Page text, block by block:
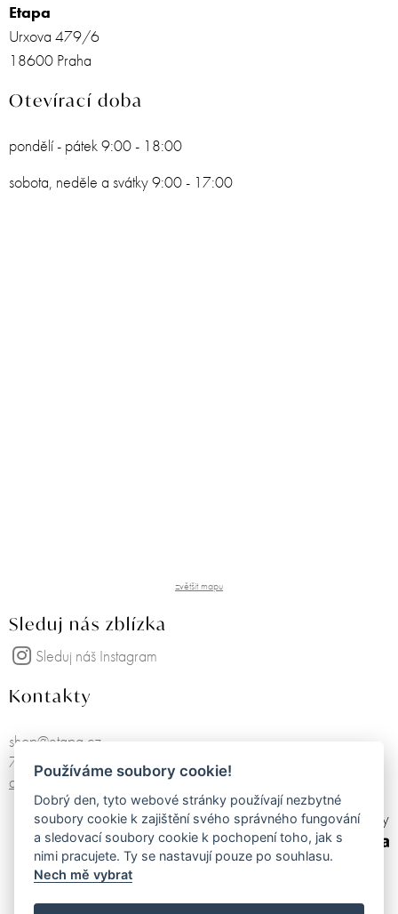
Etapa
Urxova 479/6
18600 Praha
Otevírací doba
pondělí - pátek 9:00 - 18:00
sobota, neděle a svátky 9:00 - 17:00
zvětšit mapu
Sleduj nás zblízka
Sleduj náš Instagram
Kontakty
shop@etapa.cz
725751468
další kontakty
made by
Obchodní podmínky
Používáme soubory cookie!
Dobrý den, tyto webové stránky používají nezbytné
soubory cookie k zajištění svého správného fungování
a sledovací soubory cookie k pochopení toho, jak s
nimi pracujete. Ty se nastavují pouze po souhlasu.
Nech mě vybrat